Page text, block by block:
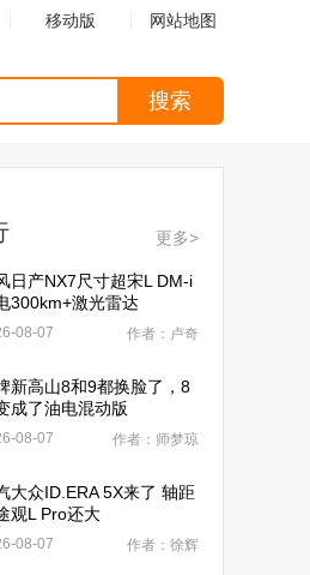
移动版 网站地图
搜索
更多>
日产NX7尺寸超宋L DM-i
300km+激光雷达
08-07 作者：卢奇
新高山8和9都换脸了，8
成了油电混动版
08-07 作者：师梦琼
大众ID.ERA 5X来了 轴距
观L Pro还大
08-07 作者：徐辉